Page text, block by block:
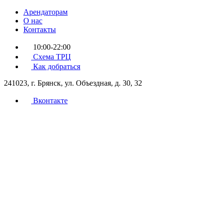
Арендаторам
О нас
Контакты
10:00-22:00
Схема ТРЦ
Как добраться
241023, г. Брянск, ул. Объездная, д. 30, 32
Вконтакте